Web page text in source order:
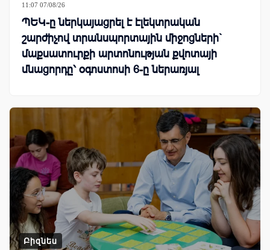
11:07 07/08/26
ՊԵԿ-ը ներկայացրել է էլեկտրական
շարժիչով տրանսպորտային միջոցների`
մաքսատուրքի արտոնության քվոտայի
մնացորդը՝ օգոստոսի 6-ը ներառյալ
Բիզնես